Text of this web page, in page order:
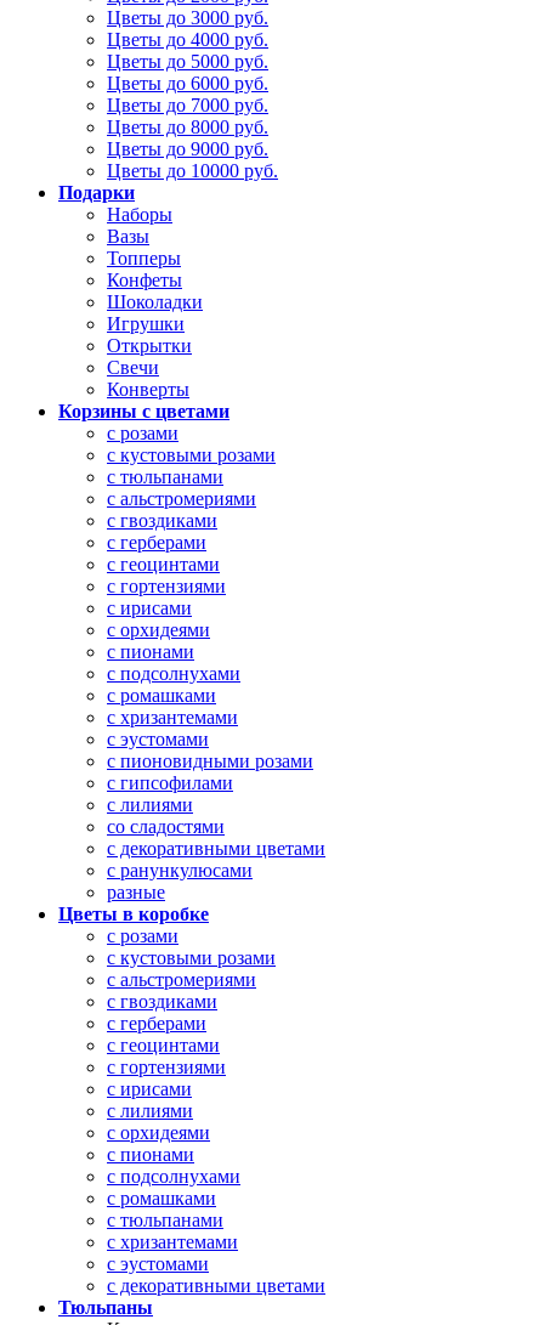
Цветы до 3000 руб.
Цветы до 4000 руб.
Цветы до 5000 руб.
Цветы до 6000 руб.
Цветы до 7000 руб.
Цветы до 8000 руб.
Цветы до 9000 руб.
Цветы до 10000 руб.
Подарки
Наборы
Вазы
Топперы
Конфеты
Шоколадки
Игрушки
Открытки
Свечи
Конверты
Корзины с цветами
с розами
с кустовыми розами
с тюльпанами
с альстромериями
с гвоздиками
с герберами
с геоцинтами
с гортензиями
с ирисами
с орхидеями
с пионами
с подсолнухами
с ромашками
с хризантемами
с эустомами
с пионовидными розами
с гипсофилами
с лилиями
со сладостями
с декоративными цветами
с ранункулюсами
разные
Цветы в коробке
с розами
с кустовыми розами
с альстромериями
с гвоздиками
с герберами
с геоцинтами
с гортензиями
с ирисами
с лилиями
с орхидеями
с пионами
с подсолнухами
с ромашками
с тюльпанами
с хризантемами
с эустомами
с декоративными цветами
Тюльпаны